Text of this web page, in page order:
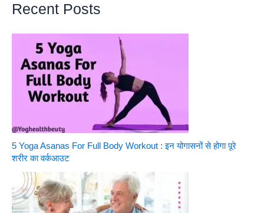
हैं
गुण,
आहार
में
शामिल
Recent Posts
5 Yoga Asanas For Full Body Workout : इन योगासनों से होगा पूरे
शरीर का वर्कआउट